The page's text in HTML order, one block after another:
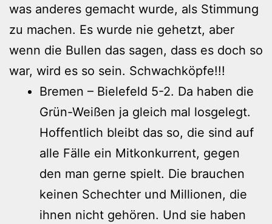
was anderes gemacht wurde, als Stimmung
zu machen. Es wurde nie gehetzt, aber
wenn die Bullen das sagen, dass es doch so
war, wird es so sein. Schwachköpfe!!!
Bremen – Bielefeld 5-2. Da haben die
Grün-Weißen ja gleich mal losgelegt.
Hoffentlich bleibt das so, die sind auf
alle Fälle ein Mitkonkurrent, gegen
den man gerne spielt. Die brauchen
keinen Schechter und Millionen, die
ihnen nicht gehören. Und sie haben